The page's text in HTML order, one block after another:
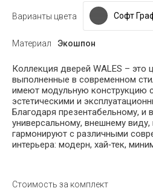
Варианты цвета Софт
Материал Экошпон
Коллекция дверей WALES – это
выполненные в современном
имеют модульную конструкцию
эстетическими и
Благодаря презентабельному, и
универсальному, внешнему
гармонируют с различными
интерьера: модерн, хай‑тек,
Стоимость за комплект